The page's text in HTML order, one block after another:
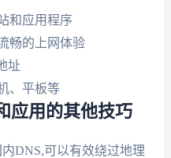
和应用程序
畅的上网体验
址
、平板等
应用的其他技巧
DNS,可以有效绕过地理